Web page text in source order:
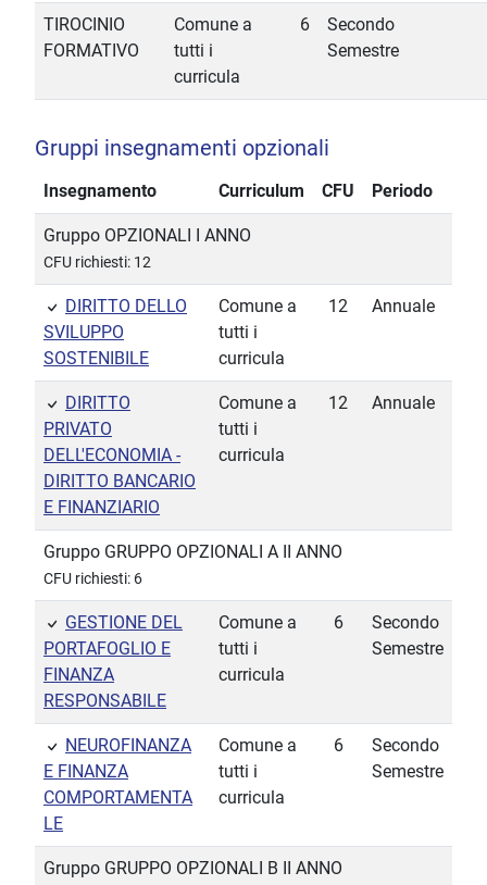
TIROCINIO
FORMATIVO
Comune a
tutti i
curricula
6
Secondo
Semestre
Gruppi insegnamenti opzionali
Insegnamento Curriculum CFU Periodo
Gruppo OPZIONALI I ANNO
CFU richiesti: 12
DIRITTO DELLO
SVILUPPO
SOSTENIBILE
Comune a
tutti i
curricula
12 Annuale
DIRITTO
PRIVATO
DELL'ECONOMIA -
DIRITTO BANCARIO
E FINANZIARIO
Comune a
tutti i
curricula
12 Annuale
Gruppo GRUPPO OPZIONALI A II ANNO
CFU richiesti: 6
GESTIONE DEL
PORTAFOGLIO E
FINANZA
RESPONSABILE
Comune a
tutti i
curricula
6
Secondo
Semestre
NEUROFINANZA
E FINANZA
COMPORTAMENTA
LE
Comune a
tutti i
curricula
6
Secondo
Semestre
Gruppo GRUPPO OPZIONALI B II ANNO